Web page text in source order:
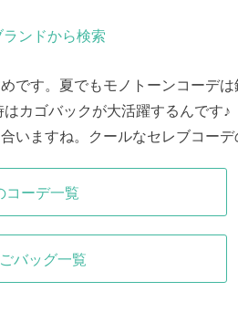
ンドから検索
です。夏でもモノトーンコーデ
カゴバックが大活躍するんです♪
いますね。クールなセレブコーデ
コーデ一覧
バッグ一覧